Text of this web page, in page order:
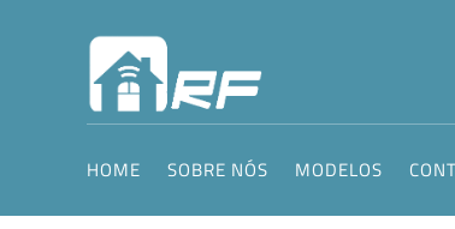
HOME SOBRE NÓS MODELOS